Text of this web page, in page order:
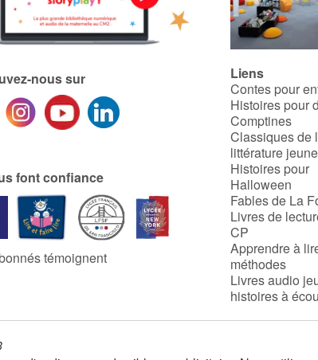
nous sur
font confiance
témoignent
Liens
Contes pour
Histoires pour
Comptines
Classiques de
littérature
Histoires pour
Halloween
Fables de La
Livres de
CP
Apprendre à
méthodes
Livres audio
histoires à